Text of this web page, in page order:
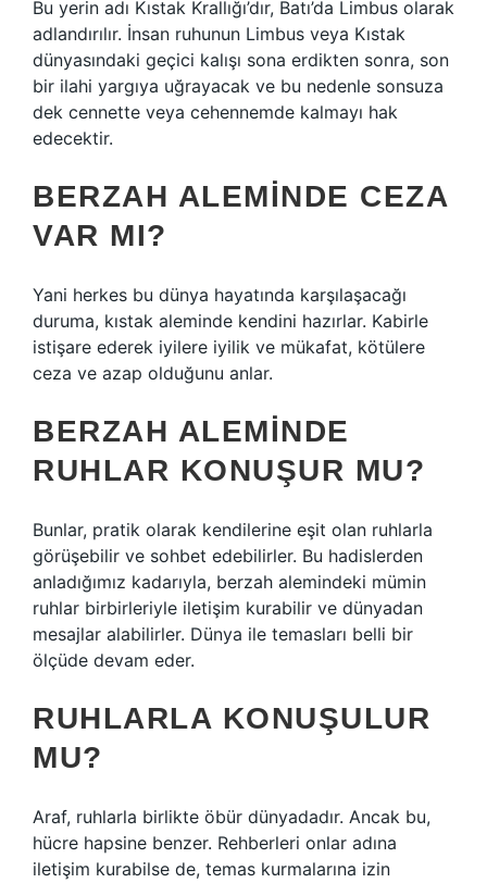
Bu yerin adı Kıstak Krallığı’dır, Batı’da Limbus olarak
adlandırılır. İnsan ruhunun Limbus veya Kıstak
dünyasındaki geçici kalışı sona erdikten sonra, son
bir ilahi yargıya uğrayacak ve bu nedenle sonsuza
dek cennette veya cehennemde kalmayı hak
edecektir.
BERZAH ALEMINDE CEZA
VAR MI?
Yani herkes bu dünya hayatında karşılaşacağı
duruma, kıstak aleminde kendini hazırlar. Kabirle
istişare ederek iyilere iyilik ve mükafat, kötülere
ceza ve azap olduğunu anlar.
BERZAH ALEMINDE
RUHLAR KONUŞUR MU?
Bunlar, pratik olarak kendilerine eşit olan ruhlarla
görüşebilir ve sohbet edebilirler. Bu hadislerden
anladığımız kadarıyla, berzah alemindeki mümin
ruhlar birbirleriyle iletişim kurabilir ve dünyadan
mesajlar alabilirler. Dünya ile temasları belli bir
ölçüde devam eder.
RUHLARLA KONUŞULUR
MU?
Araf, ruhlarla birlikte öbür dünyadadır. Ancak bu,
hücre hapsine benzer. Rehberleri onlar adına
iletişim kurabilse de, temas kurmalarına izin